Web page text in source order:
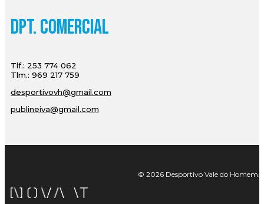
Dpt. Comercial
Tlf.: 253 774 062
Tlm.: 969 217 759
desportivovh@gmail.com
publineiva@gmail.com
© 2026 Desportivo Vale do Homem.